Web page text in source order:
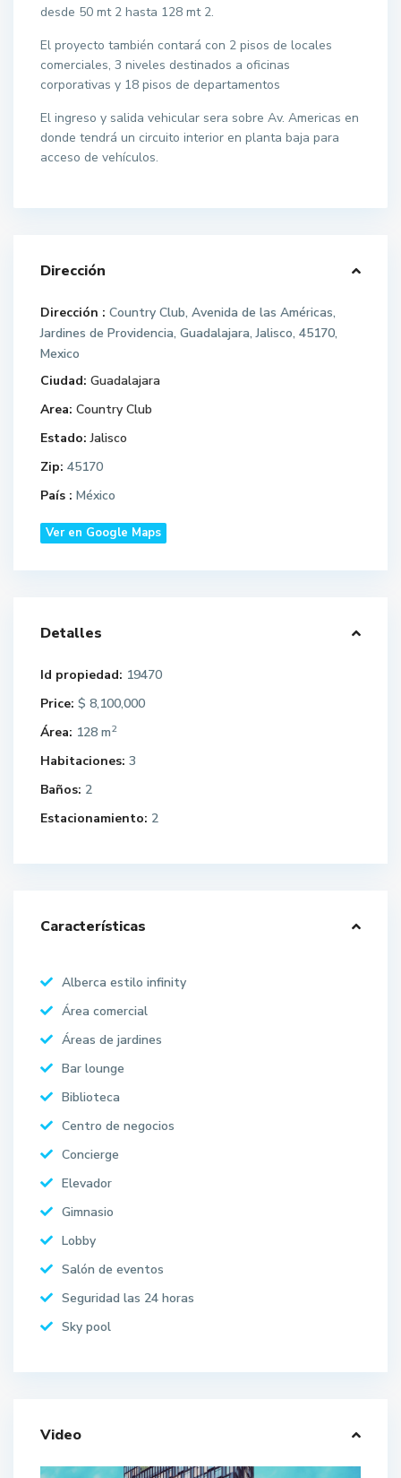
desde 50 mt 2 hasta 128 mt 2.
El proyecto también contará con 2 pisos de locales
comerciales, 3 niveles destinados a oficinas
corporativas y 18 pisos de departamentos
El ingreso y salida vehicular sera sobre Av. Americas en
donde tendrá un circuito interior en planta baja para
acceso de vehículos.
Dirección
Dirección : Country Club, Avenida de las Américas,
Jardines de Providencia, Guadalajara, Jalisco, 45170,
Mexico
Ciudad: Guadalajara
Area: Country Club
Estado: Jalisco
Zip: 45170
País : México
Ver en Google Maps
Detalles
Id propiedad: 19470
Price: $ 8,100,000
Área: 128 m2
Habitaciones: 3
Baños: 2
Estacionamiento: 2
Características
Alberca estilo infinity
Área comercial
Áreas de jardines
Bar lounge
Biblioteca
Centro de negocios
Concierge
Elevador
Gimnasio
Lobby
Salón de eventos
Seguridad las 24 horas
Sky pool
Video